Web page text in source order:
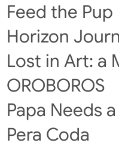
Feed the Pup
Horizon
Lost in Art: a
OROBOROS
Papa Needs
Pera Coda